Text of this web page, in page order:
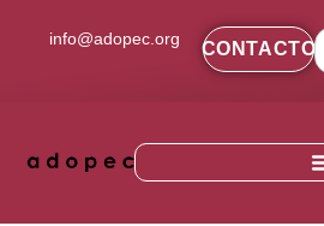
info@adopec.org CONTACTO